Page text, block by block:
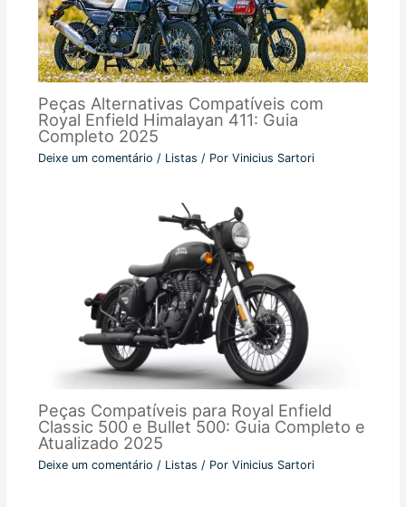
Peças Alternativas Compatíveis com
Royal Enfield Himalayan 411: Guia
Completo 2025
Deixe um comentário / Listas / Por Vinicius Sartori
Peças Compatíveis para Royal Enfield
Classic 500 e Bullet 500: Guia Completo e
Atualizado 2025
Deixe um comentário / Listas / Por Vinicius Sartori